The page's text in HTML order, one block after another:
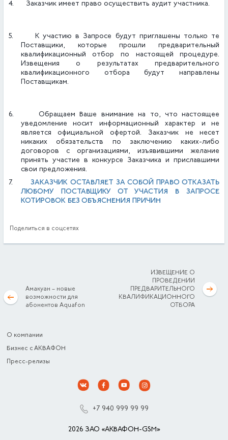
4. Заказчик имеет право осуществить аудит участника.
5.
К участию в Запросе будут приглашены только те
Поставщики, которые прошли предварительный
квалификационный отбор по настоящей процедуре.
Извещения о результатах предварительного
квалификационного отбора будут направлены
Поставщикам.
6.
Обращаем Ваше внимание на то, что настоящее
уведомление носит информационный характер и не
является официальной офертой. Заказчик не несет
никаких обязательств по заключению каких-либо
договоров с организациями, изъявившими желание
принять участие в конкурсе Заказчика и приславшими
свои предложения.
7.
ЗАКАЗЧИК ОСТАВЛЯЕТ ЗА СОБОЙ ПРАВО ОТКАЗАТЬ
ЛЮБОМУ ПОСТАВЩИКУ ОТ УЧАСТИЯ В ЗАПРОСЕ
КОТИРОВОК БЕЗ ОБЪЯСНЕНИЯ ПРИЧИН
Поделиться в соцсетях
Амакуан – новые
возможности для
абонентов Aquafon
ИЗВЕЩЕНИЕ О
ПРОВЕДЕНИИ
ПРЕДВАРИТЕЛЬНОГО
КВАЛИФИКАЦИОННОГО
ОТБОРА
О компании
Бизнес с АКВАФОН
Пресс-релизы
+7 940 999 99 99
2026 ЗАО «АКВАФОН-GSM»